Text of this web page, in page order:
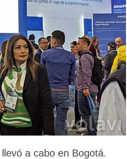
a cabo en Bogotá.